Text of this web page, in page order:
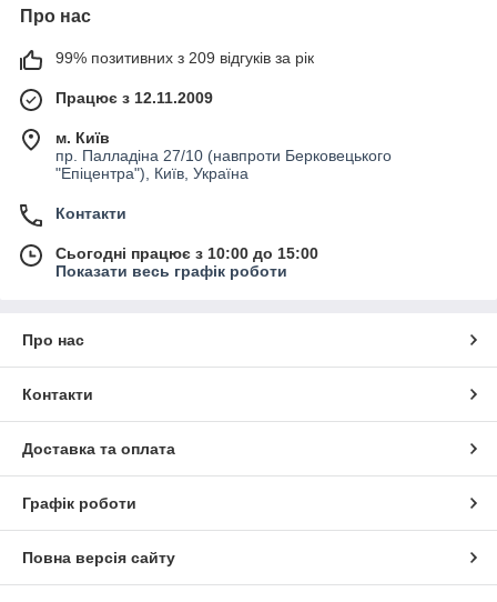
Про нас
99% позитивних з 209 відгуків за рік
Працює з 12.11.2009
м. Київ
пр. Палладіна 27/10 (навпроти Берковецького
"Епіцентра"), Київ, Україна
Контакти
Сьогодні працює з 10:00 до 15:00
Показати весь графік роботи
Про нас
Контакти
Доставка та оплата
Графік роботи
Повна версія сайту